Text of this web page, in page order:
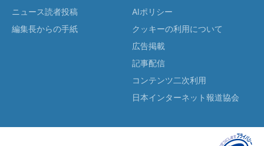
ニュース読者投稿
編集長からの手紙
AIポリシー
クッキーの利用について
広告掲載
記事配信
コンテンツ二次利用
日本インターネット報道協会